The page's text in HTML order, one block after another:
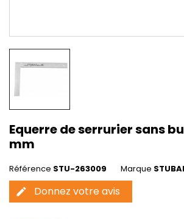
Equerre de serrurier sans
mm
Référence STU-263009 Marque STUBAI
edit Donnez votre avis